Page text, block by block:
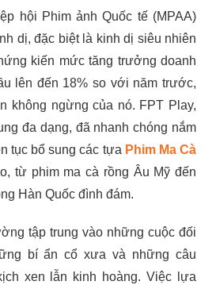
hội Phim ảnh Quốc tế (MPAA)
dị, đặc biệt là kinh dị siêu nhiên
kiến mức tăng trưởng doanh
lên đến 18% so với năm trước,
không ngừng của nó. FPT Play,
đa dạng, đã nhanh chóng nắm
tục bổ sung các tựa Phim Ma Cà
từ phim ma cà rồng Âu Mỹ đến
Hàn Quốc đình đám.
tập trung vào những cuộc đối
bí ẩn cổ xưa và những câu
xen lẫn kinh hoàng. Việc lựa